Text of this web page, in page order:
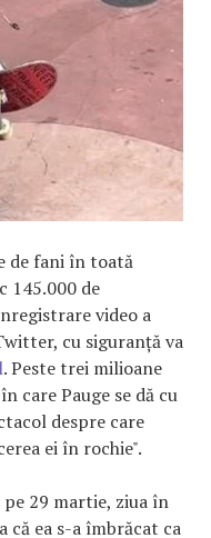
de fani în toată
145.000 de
video a
cu siguranță va
. Peste trei milioane
care Pauge se dă cu
despre care
ei în rochie".
29 martie, ziua în
că ea s-a îmbrăcat ca